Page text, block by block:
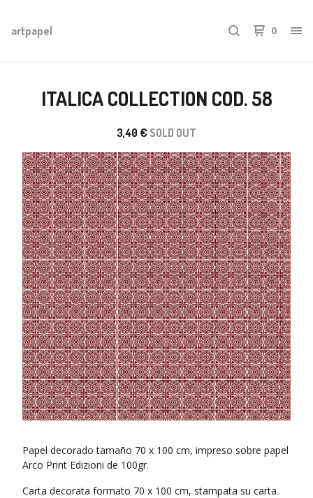
artpapel 0
ITALICA COLLECTION COD. 58
3,40 € SOLD OUT
Papel decorado tamaño 70 x 100 cm, impreso sobre papel
Arco Print Edizioni de 100gr.
Carta decorata formato 70 x 100 cm, stampata su carta